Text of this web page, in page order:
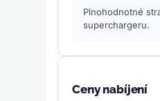
Plnohodnotné
superchargeru.
Ceny nabíjení